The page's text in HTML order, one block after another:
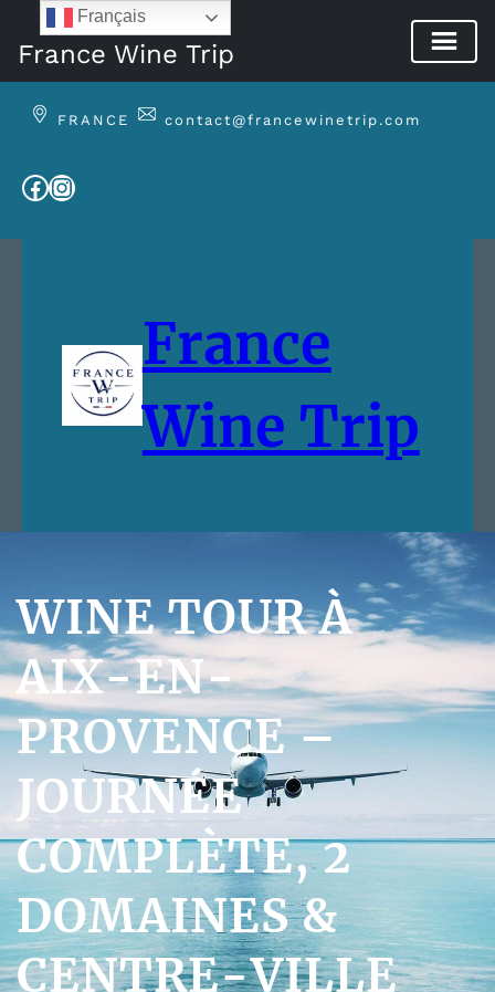
France Wine Trip
FRANCE contact@francewinetrip.com
Facebook
Instagram
France
Wine Trip
WINE TOUR À
AIX-EN-
PROVENCE –
JOURNÉE
COMPLÈTE, 2
DOMAINES &
CENTRE-VILLE
Français